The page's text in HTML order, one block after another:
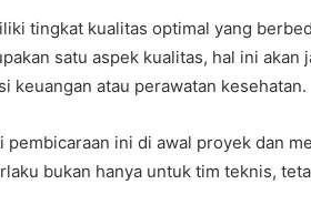
tingkat kualitas optimal yang
satu aspek kualitas, hal ini
keuangan atau perawatan kesehatan.
pembicaraan ini di awal proyek dan
bukan hanya untuk tim teknis,